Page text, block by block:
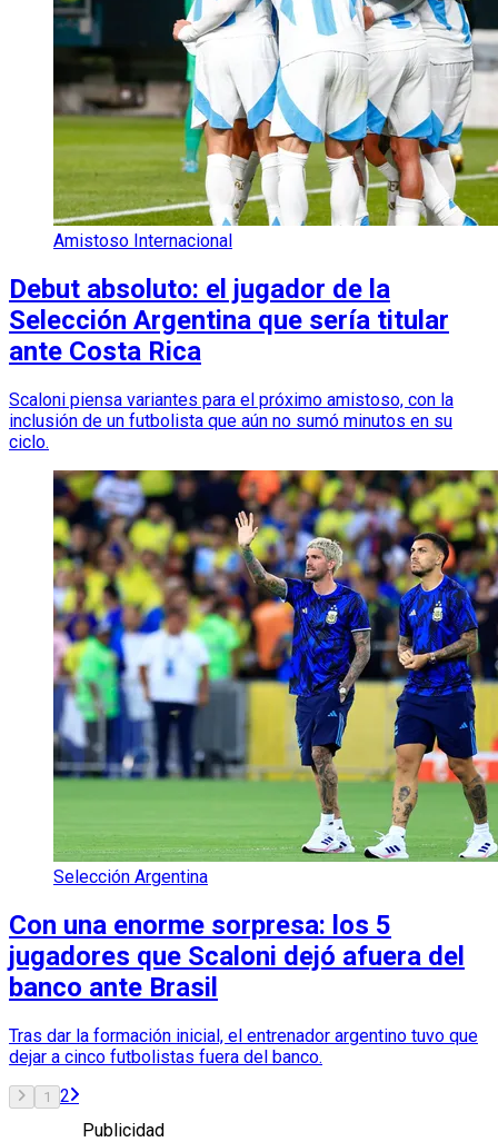
Amistoso Internacional
Debut absoluto: el jugador de la
Selección Argentina que sería titular
ante Costa Rica
Scaloni piensa variantes para el próximo amistoso, con la
inclusión de un futbolista que aún no sumó minutos en su
ciclo.
Selección Argentina
Con una enorme sorpresa: los 5
jugadores que Scaloni dejó afuera del
banco ante Brasil
Tras dar la formación inicial, el entrenador argentino tuvo que
dejar a cinco futbolistas fuera del banco.
1
2
Publicidad